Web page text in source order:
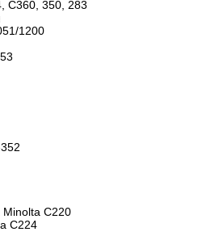
C360, 350, 283
1200
Minolta C220
C224